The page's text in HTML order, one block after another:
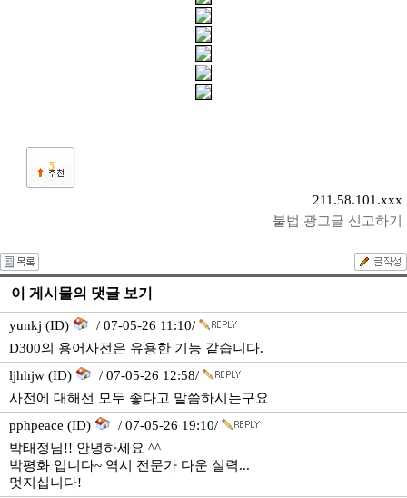
5
211.58.101.xxx
불법 광고글 신고하기
이 게시물의 댓글 보기
yunkj (ID)
/ 07-05-26 11:10/
D300의 용어사전은 유용한 기능 같습니다.
ljhhjw (ID)
/ 07-05-26 12:58/
사전에 대해선 모두 좋다고 말씀하시는구요
pphpeace (ID)
/ 07-05-26 19:10/
박태정님!! 안녕하세요 ^^
박평화 입니다~ 역시 전문가 다운 실력...
멋지십니다!